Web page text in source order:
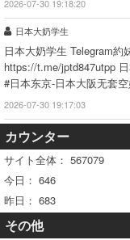
2026-07-30 19:18:20
日本大奶学生
日本大奶学生 Telegram約
https://t.me/jptd847utpp
#日本东京-日本大阪无套
2026-07-30 19:17:03
カウンター
サイト全体： 567079
今日： 646
昨日： 683
その他